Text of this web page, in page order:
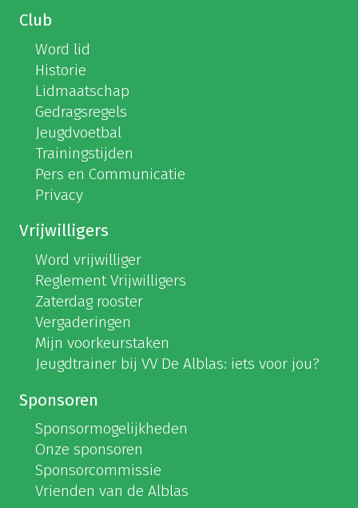
Club
Word lid
Historie
Lidmaatschap
Gedragsregels
Jeugdvoetbal
Trainingstijden
Pers en Communicatie
Privacy
Vrijwilligers
Word vrijwilliger
Reglement Vrijwilligers
Zaterdag rooster
Vergaderingen
Mijn voorkeurstaken
Jeugdtrainer bij VV De Alblas: iets voor jou?
Sponsoren
Sponsormogelijkheden
Onze sponsoren
Sponsorcommissie
Vrienden van de Alblas